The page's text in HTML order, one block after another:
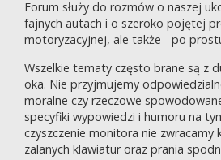
Forum służy do rozmów o naszej
fajnych autach i o szeroko pojętej
motoryzacyjnej, ale także - po
Wszelkie tematy często brane są z
oka. Nie przyjmujemy
moralne czy rzeczowe
specyfiki wypowiedzi i humoru na
czyszczenie monitora nie zwracamy
zalanych klawiatur oraz prania